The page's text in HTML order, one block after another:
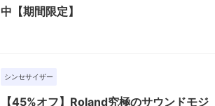
中【期間限定】
シンセサイザー
【45%オフ】Roland究極のサウンドモジ